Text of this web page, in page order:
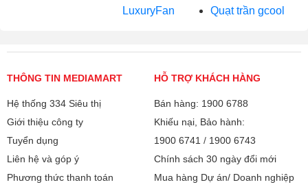
LuxuryFan
Quạt trần gcool
THÔNG TIN MEDIAMART
Hệ thống 334 Siêu thị
Giới thiệu công ty
Tuyển dụng
Liên hệ và góp ý
Phương thức thanh toán
HỖ TRỢ KHÁCH HÀNG
Bán hàng: 1900 6788
Khiếu nại, Bảo hành:
1900 6741 / 1900 6743
Chính sách 30 ngày đổi mới
Mua hàng Dự án/ Doanh nghiệp